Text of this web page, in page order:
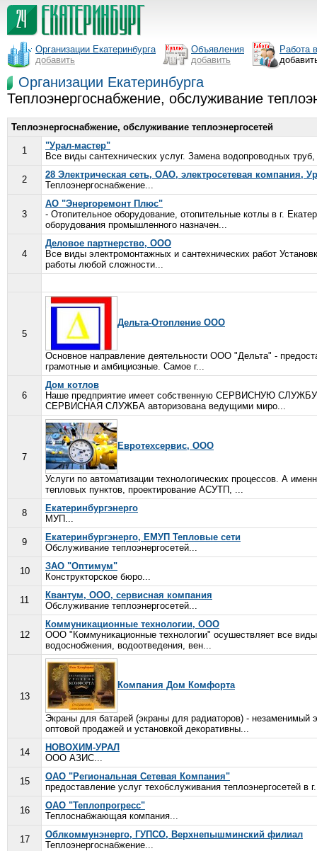
Организации Екатеринбурга
добавить
Объявления
добавить
Работа
Организации Екатеринбурга
Теплоэнергоснабжение, обслуживание
Теплоэнергоснабжение, обслуживание теплоэнергосетей
1
"Урал-мастер"
Все виды сантехнических услуг. Замена водопроводных
2
28 Электрическая сеть, ОАО, электросетевая компания,
Теплоэнергоснабжение...
3
АО "Энергоремонт Плюс"
- Отопительное оборудование, отопительные котлы в г.
оборудования промышленного назначен...
4
Деловое партнерство, ООО
Все виды электромонтажных и сантехнических работ
работы любой сложности...
5
Дельта-Отопление ООО
Основное направление деятельности ООО "Дельта" -
грамотные и амбициозные. Самое г...
6
Дом котлов
Наше предприятие имеет собственную СЕРВИСНУЮ СЛУЖБУ
СЕРВИСНАЯ СЛУЖБА авторизована ведущими миро...
7
Евротехсервис, ООО
Услуги по автоматизации технологических процессов. А
тепловых пунктов, проектирование АСУТП, ...
8
Екатеринбургэнерго
МУП...
9
Екатеринбургэнерго, ЕМУП Тепловые сети
Обслуживание теплоэнергосетей...
10
ЗАО "Оптимум"
Конструкторское бюро...
11
Квантум, ООО, сервисная компания
Обслуживание теплоэнергосетей...
12
Коммуникационные технологии, ООО
ООО "Коммуникационные технологии" осушествляет все
водоснобжения, водоотведения, вен...
13
Компания Дом Комфорта
Экраны для батарей (экраны для радиаторов) -
оптовой продажей и установкой декоративны...
14
НОВОХИМ-УРАЛ
ООО АЗИС...
15
ОАО "Региональная Сетевая Компания"
предоставление услуг техобслуживания теплоэнергосетей в
16
ОАО "Теплопрогресс"
Теплоснабжающая компания...
17
Облкоммунэнерго, ГУПСО, Верхнепышминский филиал
Теплоэнергоснабжение...